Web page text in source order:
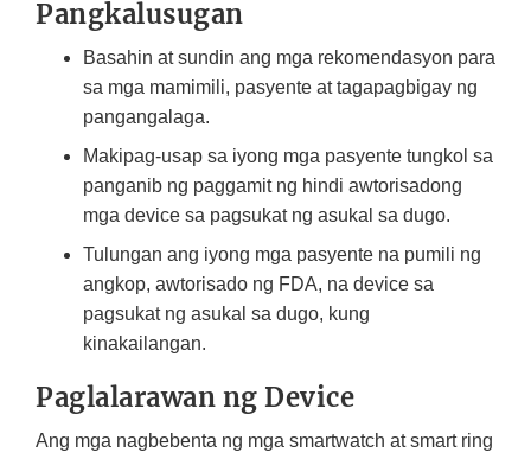
Pangkalusugan
Basahin at sundin ang mga rekomendasyon para
sa mga mamimili, pasyente at tagapagbigay ng
pangangalaga.
Makipag-usap sa iyong mga pasyente tungkol sa
panganib ng paggamit ng hindi awtorisadong
mga device sa pagsukat ng asukal sa dugo.
Tulungan ang iyong mga pasyente na pumili ng
angkop, awtorisado ng FDA, na device sa
pagsukat ng asukal sa dugo, kung
kinakailangan.
Paglalarawan ng Device
Ang mga nagbebenta ng mga smartwatch at smart ring